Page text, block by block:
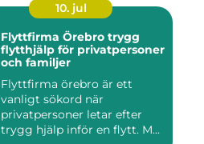
10. jul
Flyttfirma Örebro trygg
flytthjälp för privatpersoner
och familjer
Flyttfirma örebro är ett
vanligt sökord när
privatpersoner letar efter
trygg hjälp inför en flytt. M...